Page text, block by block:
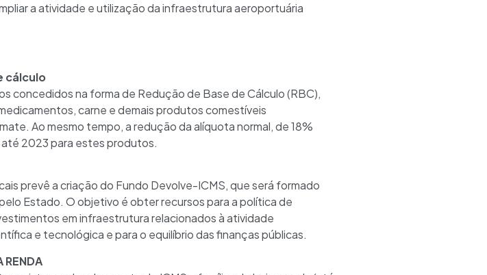
a atividade e utilização da infraestrutura aeroportuária
cálculo
concedidos na forma de Redução de Base de Cálculo (RBC),
carne e demais produtos comestíveis
Ao mesmo tempo, a redução da alíquota normal, de 18%
2023 para estes produtos.
prevê a criação do Fundo Devolve-ICMS, que será formado
Estado. O objetivo é obter recursos para a política de
em infraestrutura relacionados à atividade
e tecnológica e para o equilíbrio das finanças públicas.
RENDA